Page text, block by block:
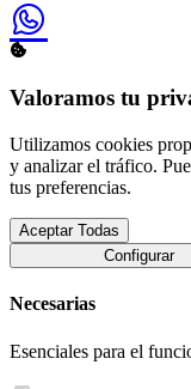
Valoramos tu
Utilizamos cookies
y analizar el tráfico.
tus preferencias.
Aceptar Todas
Configurar
Necesarias
Esenciales para el